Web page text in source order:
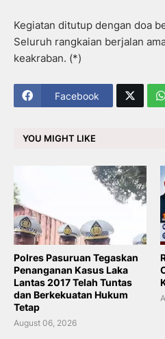
Kegiatan ditutup dengan doa
Seluruh rangkaian berjalan
keakraban. (*)
Facebook
YOU MIGHT LIKE
Polres Pasuruan Tegaskan
Penanganan Kasus Laka
Lantas 2017 Telah Tuntas
dan Berkekuatan Hukum
Tetap
August 06, 2026